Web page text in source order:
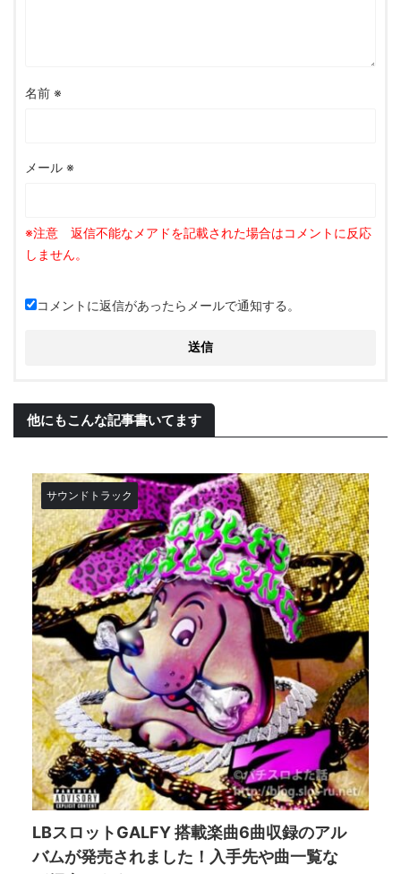
名前 ※
メール ※
コメントに返信があったらメールで通知する。
他にもこんな記事書いてます
サウンドトラック
LBスロットGALFY 搭載楽曲6曲収録のアル
バムが発売されました！入手先や曲一覧な